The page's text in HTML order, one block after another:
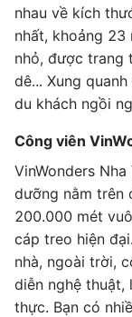
nhau về kích
nhất, khoảng 23
nhỏ, được trang
dê... Xung
du khách ngồi
Công viên
VinWonders
dưỡng nằm trên
200.000 mét
cáp treo hiện
nhà, ngoài trời,
diễn nghệ thuật,
thực. Bạn có